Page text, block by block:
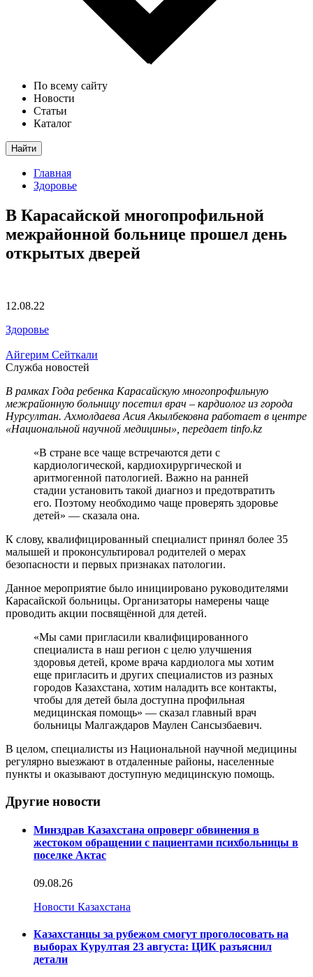
По всему сайту
Новости
Статьи
Каталог
Найти
Главная
Здоровье
В Карасайской многопрофильной
межрайонной больнице прошел день
открытых дверей
12.08.22
Здоровье
Айгерим Сейткали
Служба новостей
В рамках Года ребенка Карасайскую многопрофильную
межрайонную больницу посетил врач – кардиолог из города
Нурсултан. Ахмолдаева Асия Акылбековна работает в центре
«Национальной научной медицины», передает tinfo.kz
«В стране все чаще встречаются дети с
кардиологической, кардиохирургической и
аритмогенной патологией. Важно на ранней
стадии установить такой диагноз и предотвратить
его. Поэтому необходимо чаще проверять здоровье
детей» — сказала она.
К слову, квалифицированный специалист принял более 35
малышей и проконсультировал родителей о мерах
безопасности и первых признаках патологии.
Данное мероприятие было инициировано руководителями
Карасайской больницы. Организаторы намерены чаще
проводить акции посвящённой для детей.
«Мы сами пригласили квалифицированного
специалиста в наш регион с целю улучшения
здоровья детей, кроме врача кардиолога мы хотим
еще пригласить и других специалистов из разных
городов Казахстана, хотим наладить все контакты,
чтобы для детей была доступна профильная
медицинская помощь» — сказал главный врач
больницы Малгаждаров Маулен Сансызбаевич.
В целом, специалисты из Национальной научной медицины
регулярно выезжают в отдаленные районы, населенные
пункты и оказывают доступную медицинскую помощь.
Другие новости
Минздрав Казахстана опроверг обвинения в
жестоком обращении с пациентами психбольницы в
поселке Актас
09.08.26
Новости Казахстана
Казахстанцы за рубежом смогут проголосовать на
выборах Курултая 23 августа: ЦИК разъяснил
детали